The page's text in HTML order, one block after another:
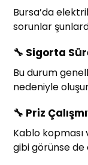
Bursa’da
sorunlar
🔧 Sigorta
Bu durum
nedeniyle
🔧 Priz
Kablo
gibi görünse